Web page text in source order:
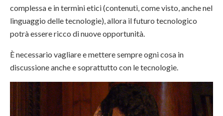
complessa e in termini etici (contenuti, come visto, anche nel
linguaggio delle tecnologie), allora il futuro tecnologico
potrà essere ricco di nuove opportunità.
È necessario vagliare e mettere sempre ogni cosa in
discussione anche e soprattutto con le tecnologie.